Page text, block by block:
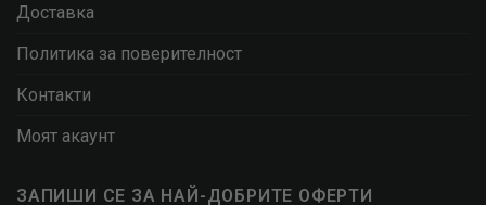
Доставка
Политика за поверителност
Контакти
Моят акаунт
ЗАПИШИ СЕ ЗА НАЙ-ДОБРИТЕ ОФЕРТИ